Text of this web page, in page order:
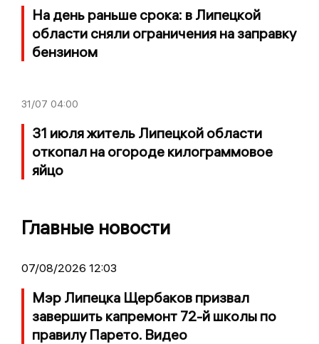
На день раньше срока: в Липецкой
области сняли ограничения на заправку
бензином
31/07 04:00
31 июля житель Липецкой области
откопал на огороде килограммовое
яйцо
Главные новости
07/08/2026 12:03
Мэр Липецка Щербаков призвал
завершить капремонт 72-й школы по
правилу Парето. Видео